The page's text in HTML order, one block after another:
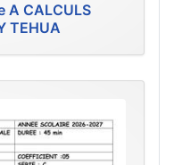
A CALCULS
TEHUA